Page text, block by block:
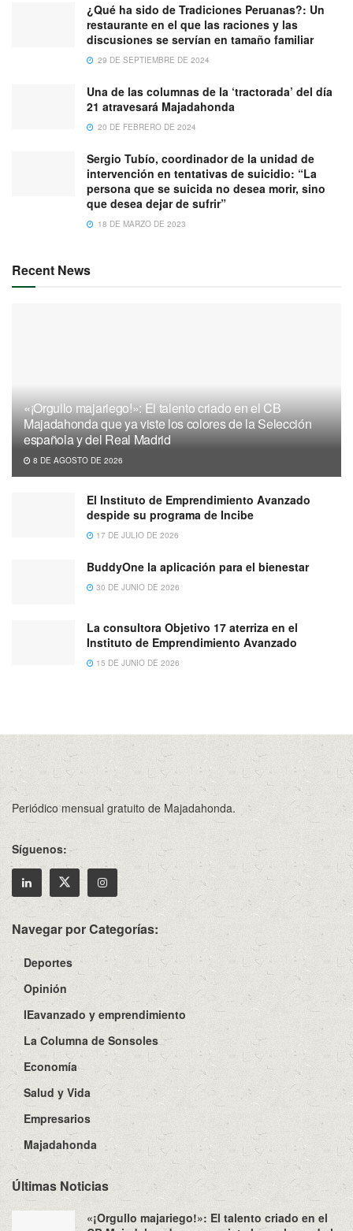
¿Qué ha sido de Tradiciones Peruanas?: Un
restaurante en el que las raciones y las
discusiones se servían en tamaño familiar
29 DE SEPTIEMBRE DE 2024
Una de las columnas de la ‘tractorada’ del día
21 atravesará Majadahonda
20 DE FEBRERO DE 2024
Sergio Tubío, coordinador de la unidad de
intervención en tentativas de suicidio: “La
persona que se suicida no desea morir, sino
que desea dejar de sufrir”
18 DE MARZO DE 2023
Recent News
«¡Orgullo majariego!»: El talento criado en el CB
Majadahonda que ya viste los colores de la Selección
española y del Real Madrid
8 DE AGOSTO DE 2026
El Instituto de Emprendimiento Avanzado
despide su programa de Incibe
17 DE JULIO DE 2026
BuddyOne la aplicación para el bienestar
30 DE JUNIO DE 2026
La consultora Objetivo 17 aterriza en el
Instituto de Emprendimiento Avanzado
15 DE JUNIO DE 2026
Periódico mensual gratuito de Majadahonda.
Síguenos:
Navegar por Categorías:
Deportes
Opinión
IEavanzado y emprendimiento
La Columna de Sonsoles
Economía
Salud y Vida
Empresarios
Majadahonda
Últimas Noticias
«¡Orgullo majariego!»: El talento criado en el